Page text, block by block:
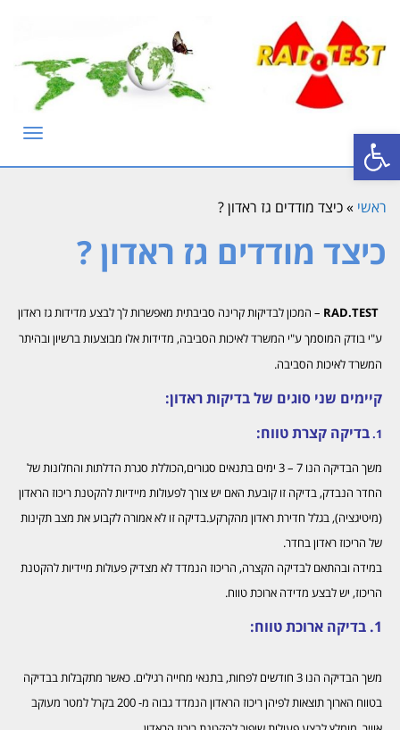
פתח סרגל נגישות
ראשי »כיצד מודדים גז ראדון ?
כיצד מודדים גז ראדון ?
RAD.TEST – המכון לבדיקות קרינה סביבתית מאפשרות לך לבצע מדידות גז ראדון
ע"י בודק המוסמך ע"י המשרד לאיכות הסביבה, מדידות אלו מבוצעות ברשיון ובהיתר
המשרד לאיכות הסביבה.
קיימים שני סוגים של בדיקות ראדון:
1. בדיקה קצרת טווח:
משך הבדיקה הנו 7 – 3 ימים בתנאים סגורים,הכוללת סגרת הדלתות והחלונות של
החדר הנבדק, בדיקה זו קובעת האם יש צורך לפעולות מיידיות להקטנת ריכוז הראדון
(מיטיגציה), בגלל חדירת ראדון מהקרקע.בדיקה זו לא אמורה לקבוע את מצב תקינות
של הריכוז ראדון בחדר.
במידה ובהתאם לבדיקה הקצרה, הריכוז הנמדד לא מצדיק פעולות מיידיות להקטנת
הריכוז, יש לבצע מדידה ארוכת טווח.
1. בדיקה ארוכת טווח:
משך הבדיקה הנו 3 חודשים לפחות, בתנאי מחייה רגילים. כאשר מתקבלות בבדיקה
בטווח הארוך תוצאות לפיהן ריכוז הראדון הנמדד גבוה מ- 200 בקרל למטר מעוקב